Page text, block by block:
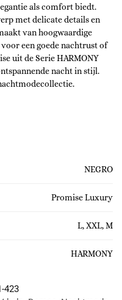
als comfort biedt.
met delicate details en
van hoogwaardige
een goede nachtrust of
uit de Serie HARMONY
nacht in stijl.
NEGRO
Promise Luxury
L, XXL, M
HARMONY
423